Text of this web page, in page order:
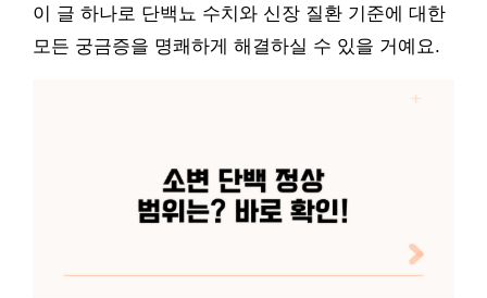
이 글 하나로 단백뇨 수치와 신장 질환 기준에 대한
모든 궁금증을 명쾌하게 해결하실 수 있을 거예요.